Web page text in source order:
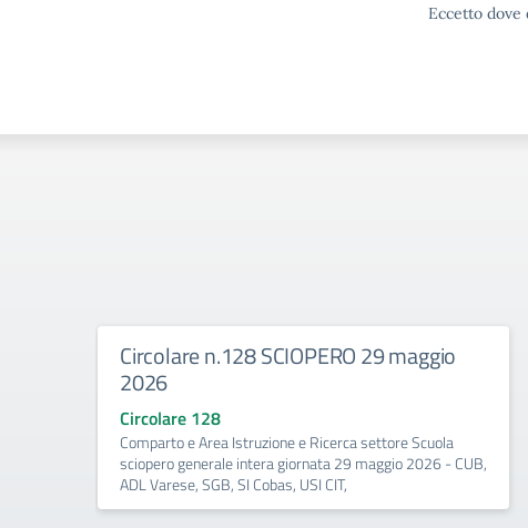
Eccetto
Circolare n.128 SCIOPERO 29 maggio
2026
Circolare 128
Comparto e Area Istruzione e Ricerca settore Scuola
sciopero generale intera giornata 29 maggio 2026 - CUB,
ADL Varese, SGB, SI Cobas, USI CIT,